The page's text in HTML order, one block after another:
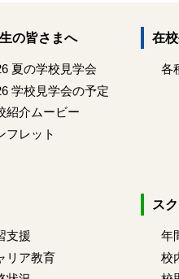
の皆さまへ
夏の学校見学会
学校見学会の予定
紹介ムービー
フレット
在
各
支援
リア教育
ス
年
校